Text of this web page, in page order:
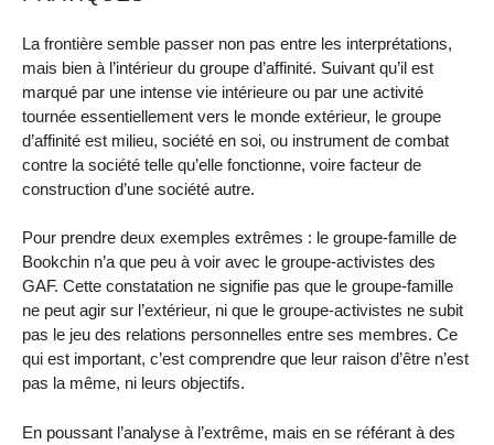
La frontière semble passer non pas entre les interprétations,
mais bien à l’intérieur du groupe d’affinité. Suivant qu’il est
marqué par une intense vie intérieure ou par une activité
tournée essentiellement vers le monde extérieur, le groupe
d’affinité est milieu, société en soi, ou instrument de combat
contre la société telle qu’elle fonctionne, voire facteur de
construction d’une société autre.
Pour prendre deux exemples extrêmes : le groupe-famille de
Bookchin n’a que peu à voir avec le groupe-activistes des
GAF. Cette constatation ne signifie pas que le groupe-famille
ne peut agir sur l’extérieur, ni que le groupe-activistes ne subit
pas le jeu des relations personnelles entre ses membres. Ce
qui est important, c’est comprendre que leur raison d’être n’est
pas la même, ni leurs objectifs.
En poussant l’analyse à l’extrême, mais en se référant à des